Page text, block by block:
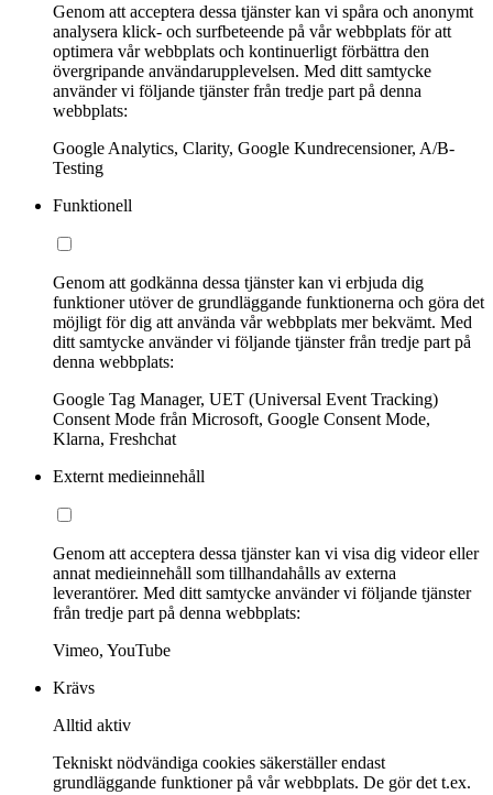
Genom att acceptera dessa tjänster kan vi spåra och anonymt
analysera klick- och surfbeteende på vår webbplats för att
optimera vår webbplats och kontinuerligt förbättra den
övergripande användarupplevelsen. Med ditt samtycke
använder vi följande tjänster från tredje part på denna
webbplats:
Google Analytics, Clarity, Google Kundrecensioner, A/B-
Testing
Funktionell
Genom att godkänna dessa tjänster kan vi erbjuda dig
funktioner utöver de grundläggande funktionerna och göra det
möjligt för dig att använda vår webbplats mer bekvämt. Med
ditt samtycke använder vi följande tjänster från tredje part på
denna webbplats:
Google Tag Manager, UET (Universal Event Tracking)
Consent Mode från Microsoft, Google Consent Mode,
Klarna, Freshchat
Externt medieinnehåll
Genom att acceptera dessa tjänster kan vi visa dig videor eller
annat medieinnehåll som tillhandahålls av externa
leverantörer. Med ditt samtycke använder vi följande tjänster
från tredje part på denna webbplats:
Vimeo, YouTube
Krävs
Alltid aktiv
Tekniskt nödvändiga cookies säkerställer endast
grundläggande funktioner på vår webbplats. De gör det t.ex.